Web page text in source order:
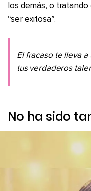
los demás, o
“ser exitosa”.
El fracaso te lleva
tus verdaderos
No ha sido